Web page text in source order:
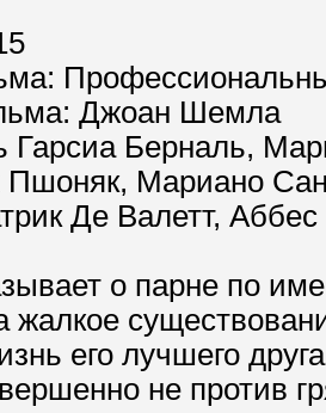
Джоан Шемла
Гарсиа Берналь,
Пшоняк, Мариано
Де Валетт,
о парне по
жалкое
его лучшего
не против